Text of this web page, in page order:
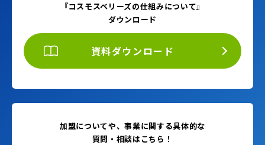
『コスモスベリーズの仕組みについて』
ダウンロード
資料ダウンロード
加盟についてや、事業に関する具体的な
質問・相談はこちら！